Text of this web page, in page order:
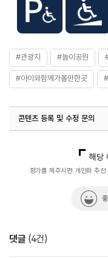
※ 선택
※ 기구
#관광지 #놀이공원
#아이와함께가볼만한곳
콘텐츠 등록 및 수정 문의
열린관광콘텐츠팀(열린관광-
해당
평가를 해주시면 개인화 추
댓글 (4건)